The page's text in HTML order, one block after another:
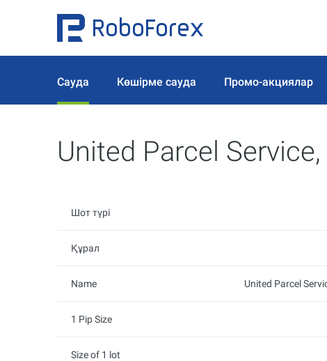
Сауда Көшірме сауда Промо-акциялар
United Parcel
Шот түрі
Құрал
Name United Parcel
1 Pip Size
Size of 1 lot